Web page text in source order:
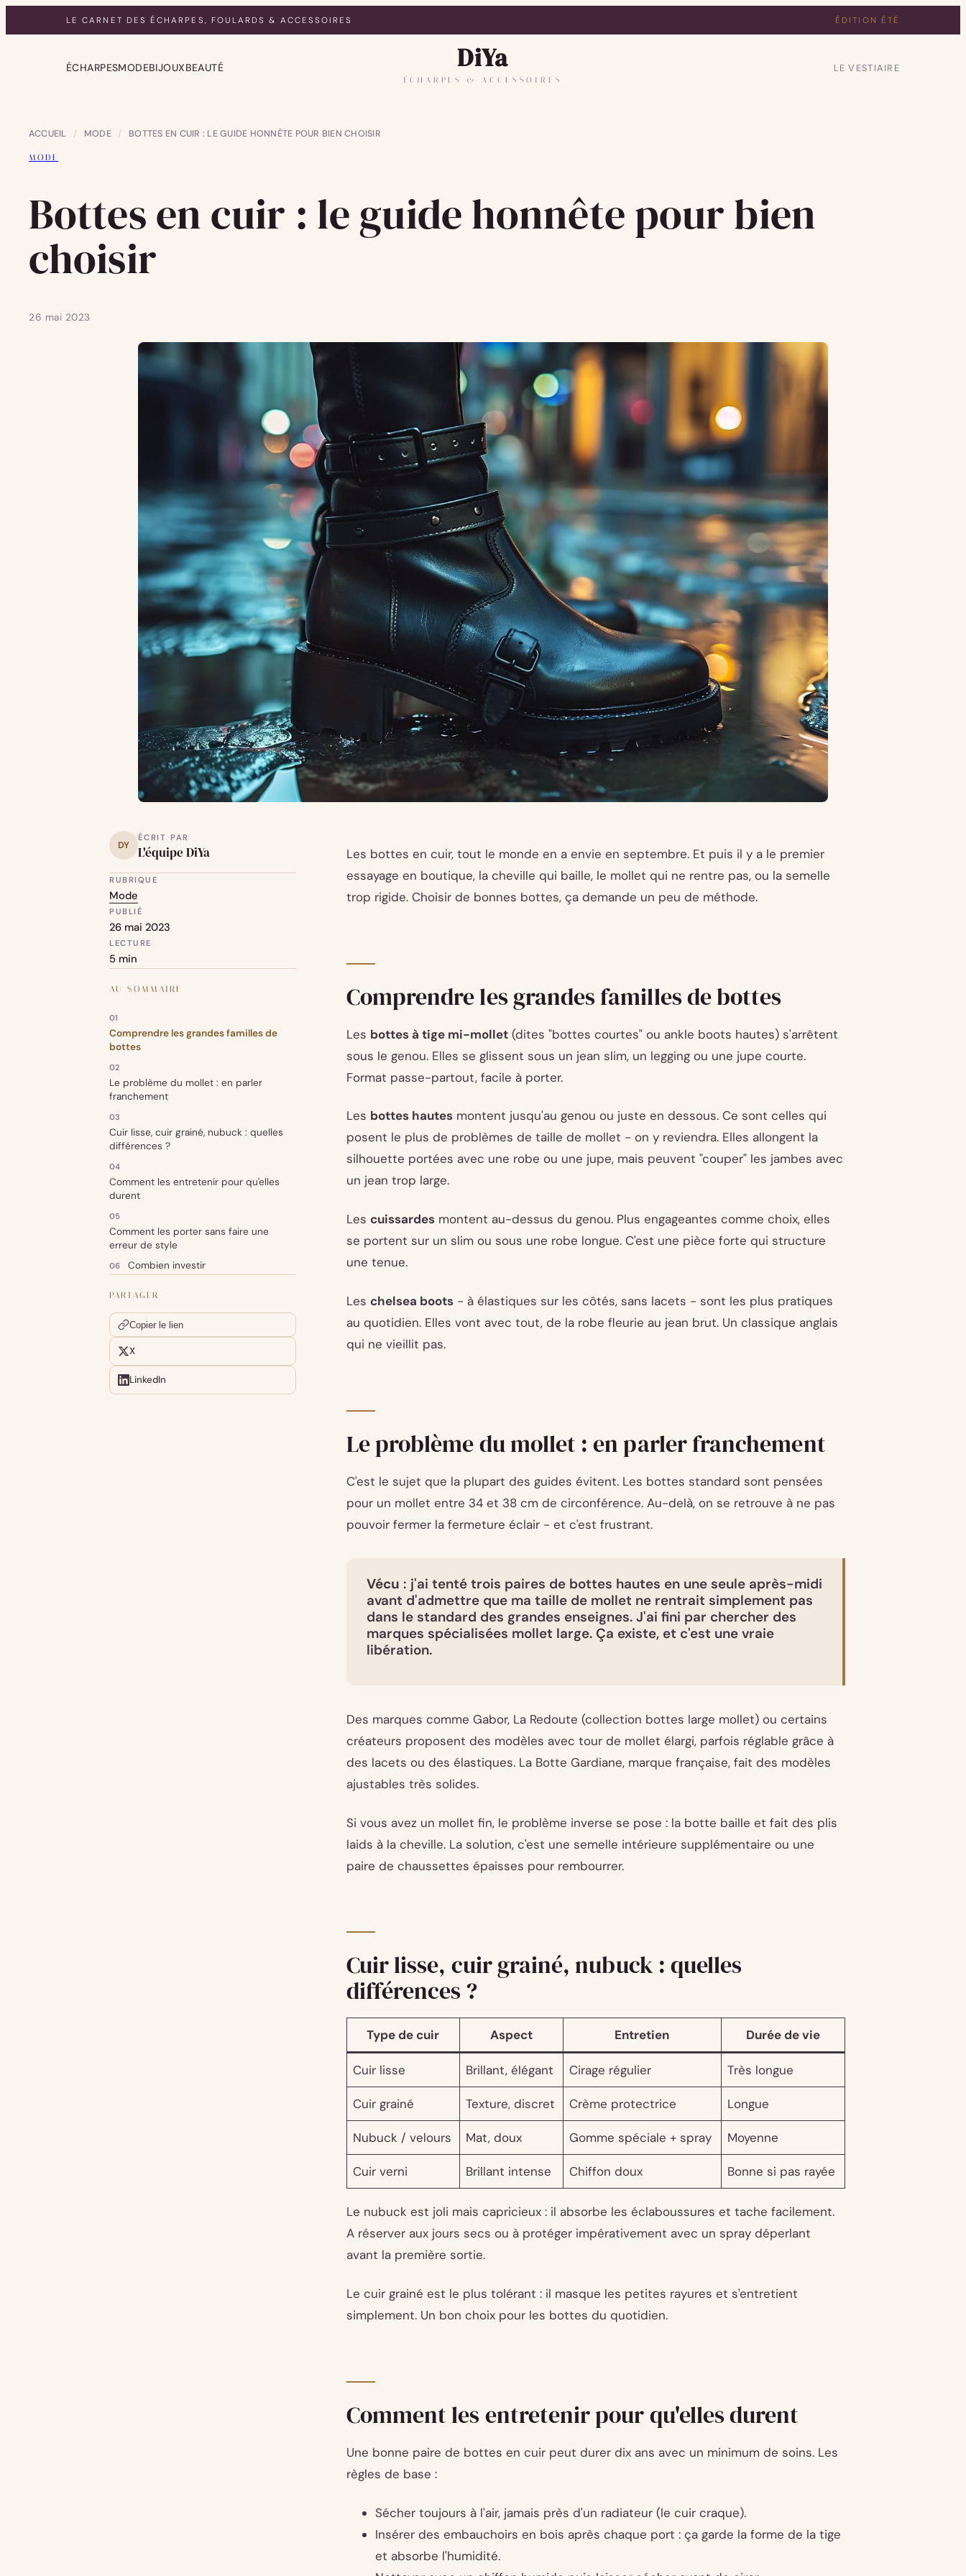
LE CARNET DES ÉCHARPES, FOULARDS & ACCESSOIRES ÉDITION ÉTÉ
ÉCHARPESMODEBIJOUXBEAUTÉ DiYa
ÉCHARPES & ACCESSOIRES
LE VESTIAIRE
ACCUEIL / MODE / BOTTES EN CUIR : LE GUIDE HONNÊTE POUR BIEN CHOISIR
MODE
Bottes en cuir : le guide honnête pour bien
choisir
26 mai 2023
DY
ÉCRIT PAR
L'équipe DiYa
RUBRIQUE
Mode
PUBLIÉ
26 mai 2023
LECTURE
5 min
AU SOMMAIRE
Comprendre les grandes familles de
bottes
Le problème du mollet : en parler
franchement
Cuir lisse, cuir grainé, nubuck : quelles
différences ?
Comment les entretenir pour qu'elles
durent
Comment les porter sans faire une
erreur de style
Combien investir
PARTAGER
Copier le lien
X
LinkedIn
Les bottes en cuir, tout le monde en a envie en septembre. Et puis il y a le premier
essayage en boutique, la cheville qui baille, le mollet qui ne rentre pas, ou la semelle
trop rigide. Choisir de bonnes bottes, ça demande un peu de méthode.
Comprendre les grandes familles de bottes
Les bottes à tige mi-mollet(dites "bottes courtes" ou ankle boots hautes) s'arrêtent
sous le genou. Elles se glissent sous un jean slim, un legging ou une jupe courte.
Format passe-partout, facile à porter.
Les bottes hautesmontent jusqu'au genou ou juste en dessous. Ce sont celles qui
posent le plus de problèmes de taille de mollet - on y reviendra. Elles allongent la
silhouette portées avec une robe ou une jupe, mais peuvent "couper" les jambes avec
un jean trop large.
Les cuissardesmontent au-dessus du genou. Plus engageantes comme choix, elles
se portent sur un slim ou sous une robe longue. C'est une pièce forte qui structure
une tenue.
Les chelsea boots- à élastiques sur les côtés, sans lacets - sont les plus pratiques
au quotidien. Elles vont avec tout, de la robe fleurie au jean brut. Un classique anglais
qui ne vieillit pas.
Le problème du mollet : en parler franchement
C'est le sujet que la plupart des guides évitent. Les bottes standard sont pensées
pour un mollet entre 34 et 38 cm de circonférence. Au-delà, on se retrouve à ne pas
pouvoir fermer la fermeture éclair - et c'est frustrant.
Vécu : j'ai tenté trois paires de bottes hautes en une seule après-midi
avant d'admettre que ma taille de mollet ne rentrait simplement pas
dans le standard des grandes enseignes. J'ai fini par chercher des
marques spécialisées mollet large. Ça existe, et c'est une vraie
libération.
Des marques comme Gabor, La Redoute (collection bottes large mollet) ou certains
créateurs proposent des modèles avec tour de mollet élargi, parfois réglable grâce à
des lacets ou des élastiques. La Botte Gardiane, marque française, fait des modèles
ajustables très solides.
Si vous avez un mollet fin, le problème inverse se pose : la botte baille et fait des plis
laids à la cheville. La solution, c'est une semelle intérieure supplémentaire ou une
paire de chaussettes épaisses pour rembourrer.
Cuir lisse, cuir grainé, nubuck : quelles
différences ?
Type de cuir Aspect Entretien Durée de vie
Cuir lisse Brillant, élégant Cirage régulier Très longue
Cuir grainé Texture, discret Crème protectrice Longue
Nubuck / velours Mat, doux Gomme spéciale + spray Moyenne
Cuir verni Brillant intense Chiffon doux Bonne si pas rayée
Le nubuck est joli mais capricieux : il absorbe les éclaboussures et tache facilement.
A réserver aux jours secs ou à protéger impérativement avec un spray déperlant
avant la première sortie.
Le cuir grainé est le plus tolérant : il masque les petites rayures et s'entretient
simplement. Un bon choix pour les bottes du quotidien.
Comment les entretenir pour qu'elles durent
Une bonne paire de bottes en cuir peut durer dix ans avec un minimum de soins. Les
règles de base :
Sécher toujours à l'air, jamais près d'un radiateur (le cuir craque).
Insérer des embauchoirs en bois après chaque port : ça garde la forme de la tige
et absorbe l'humidité.